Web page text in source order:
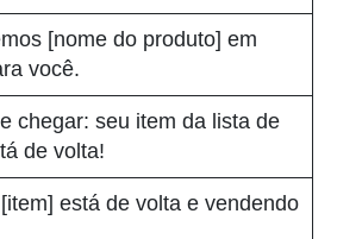
[nome do produto] em
você.
chegar: seu item da lista de
de volta!
está de volta e vendendo